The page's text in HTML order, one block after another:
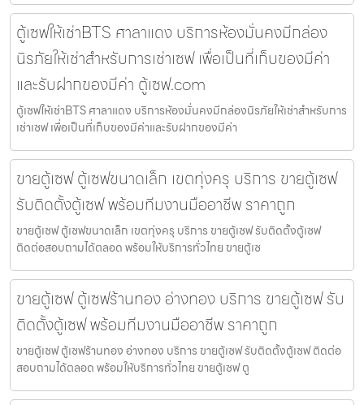
ตู้เซฟให้เช่าBTS ศาลาแดง บริการห้องมั่นคงมีกล่อง
นิรภัยให้เช่าสำหรับการเช่าเซฟ เพื่อเป็นที่เก็บของมีค่า
และรับฝากของมีค่า ตู้เซฟ.com
ตู้เซฟให้เช่าBTS ศาลาแดง บริการห้องมั่นคงมีกล่องนิรภัยให้เช่าสำหรับการ
เช่าเซฟ เพื่อเป็นที่เก็บของมีค่าและรับฝากของมีค่า
ขายตู้เซฟ ตู้เซฟขนาดเล็ก เขตทุ่งครุ บริการ ขายตู้เซฟ
รับติดตั้งตู้เซฟ พร้อมทีมงานมืออาชีพ ราคาถูก
ขายตู้เซฟ ตู้เซฟขนาดเล็ก เขตทุ่งครุ บริการ ขายตู้เซฟ รับติดตั้งตู้เซฟ
ติดต่อสอบถามได้ตลอด พร้อมให้บริการทั่วไทย ขายตู้เซ
ขายตู้เซฟ ตู้เซฟร้านทอง อ่างทอง บริการ ขายตู้เซฟ รับ
ติดตั้งตู้เซฟ พร้อมทีมงานมืออาชีพ ราคาถูก
ขายตู้เซฟ ตู้เซฟร้านทอง อ่างทอง บริการ ขายตู้เซฟ รับติดตั้งตู้เซฟ ติดต่อ
สอบถามได้ตลอด พร้อมให้บริการทั่วไทย ขายตู้เซฟ ตู